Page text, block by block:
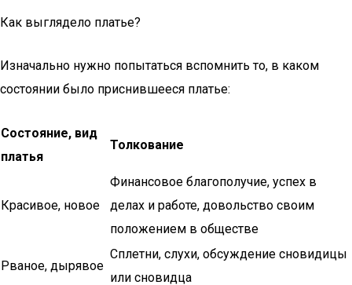
Как выглядело платье?
Изначально нужно попытаться вспомнить то, в каком
состоянии было приснившееся платье:
Состояние, вид
платья
Толкование
Красивое, новое
Финансовое благополучие, успех в
делах и работе, довольство своим
положением в обществе
Рваное, дырявое
Сплетни, слухи, обсуждение сновидицы
или сновидца